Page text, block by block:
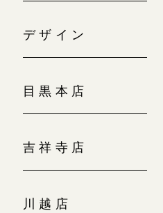
デザイン
目黒本店
吉祥寺店
川越店